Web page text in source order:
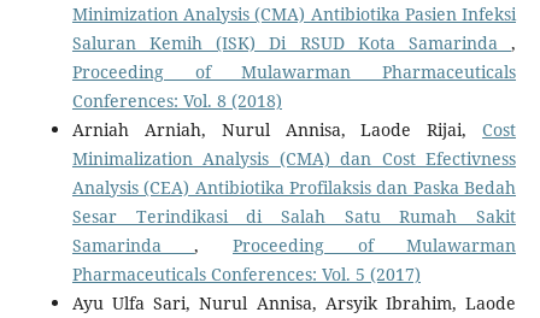
Minimization Analysis (CMA) Antibiotika Pasien Infeksi
Saluran Kemih (ISK) Di RSUD Kota Samarinda,
Proceeding of Mulawarman Pharmaceuticals
Conferences: Vol. 8 (2018)
Arniah Arniah, Nurul Annisa, Laode Rijai,Cost
Minimalization Analysis (CMA) dan Cost Efectivness
Analysis (CEA) Antibiotika Profilaksis dan Paska Bedah
Sesar Terindikasi di Salah Satu Rumah Sakit
Samarinda, Proceeding of Mulawarman
Pharmaceuticals Conferences: Vol. 5 (2017)
Ayu Ulfa Sari, Nurul Annisa, Arsyik Ibrahim, Laode